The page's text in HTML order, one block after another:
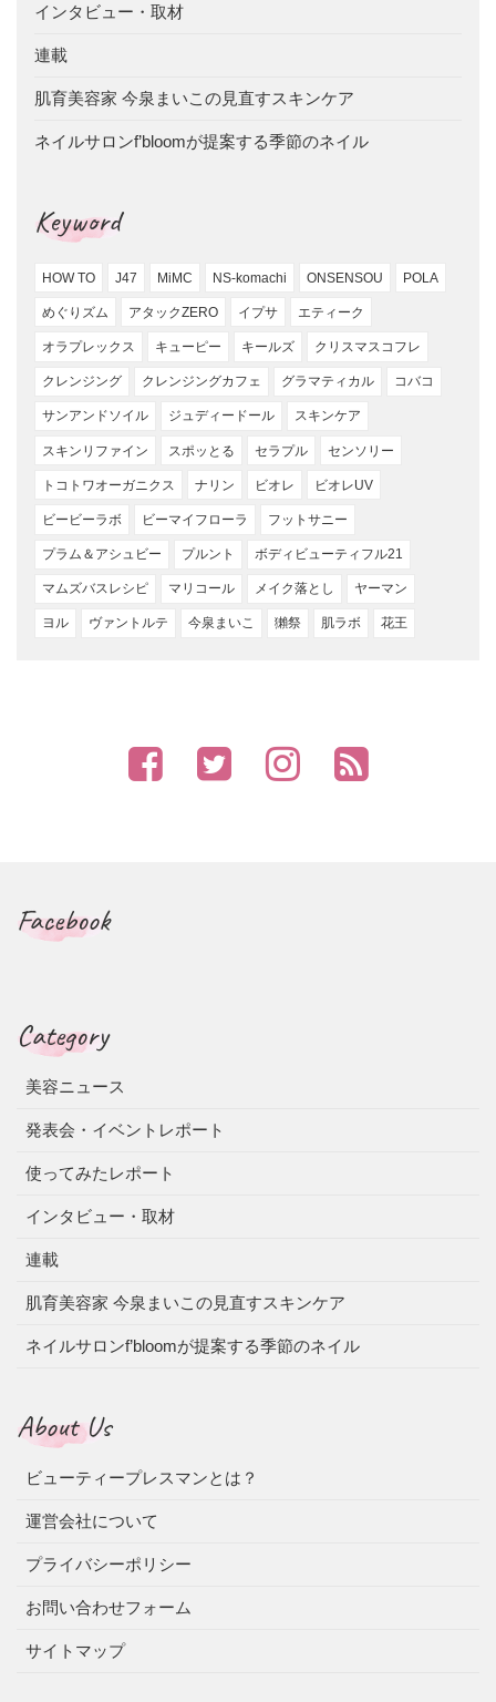
インタビュー・取材
連載
肌育美容家 今泉まいこの見直すスキンケア
ネイルサロンf’bloomが提案する季節のネイル
Keyword
HOW TO J47 MiMC NS-komachi ONSENSOU POLA
めぐりズム アタックZERO イプサ エティーク
オラプレックス キューピー キールズ クリスマスコフレ
クレンジング クレンジングカフェ グラマティカル コバコ
サンアンドソイル ジュディードール スキンケア
スキンリファイン スポッとる セラプル センソリー
トコトワオーガニクス ナリン ビオレ ビオレUV
ビービーラボ ビーマイフローラ フットサニー
プラム＆アシュビー プルント ボディビューティフル21
マムズバスレシピ マリコール メイク落とし ヤーマン
ヨル ヴァントルテ 今泉まいこ 獺祭 肌ラボ 花王
Facebook
Category
美容ニュース
発表会・イベントレポート
使ってみたレポート
インタビュー・取材
連載
肌育美容家 今泉まいこの見直すスキンケア
ネイルサロンf’bloomが提案する季節のネイル
About Us
ビューティープレスマンとは？
運営会社について
プライバシーポリシー
お問い合わせフォーム
サイトマップ